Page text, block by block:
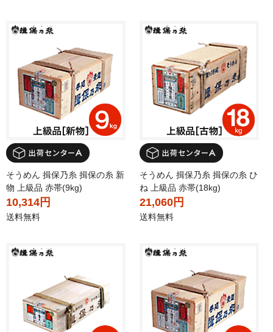
そうめん 揖保乃糸 揖保の糸 新
物 上級品 赤帯(9kg)
10,314円
送料無料
そうめん 揖保乃糸 揖保の糸 ひ
ね 上級品 赤帯(18kg)
21,060円
送料無料